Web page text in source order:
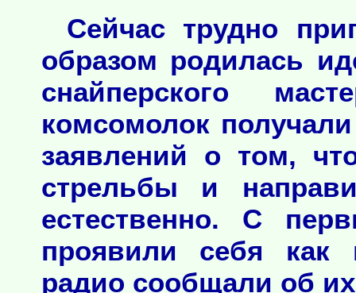
Сейчас трудно
образом родилась
снайперского
комсомолок
заявлений о том,
стрельбы и
естественно. С
проявили себя как
радио сообщали об